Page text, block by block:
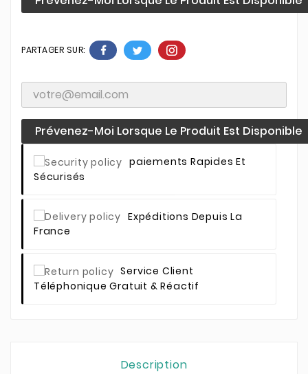
PARTAGER SUR:
Prévenez-Moi Lorsque Le Produit Est Disponible
Paiements Rapides Et
Sécurisés
Expéditions Depuis La
France
Service Client
Téléphonique Gratuit & Réactif
Description